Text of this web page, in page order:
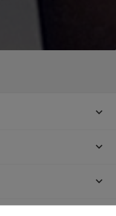


